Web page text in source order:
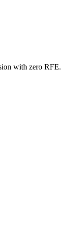
with zero RFE.